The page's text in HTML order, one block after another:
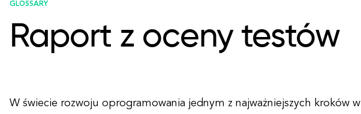
All services
GLOSSARY
Raport z oceny testów
W świecie rozwoju oprogramowania jednym z najważniejszych kroków w